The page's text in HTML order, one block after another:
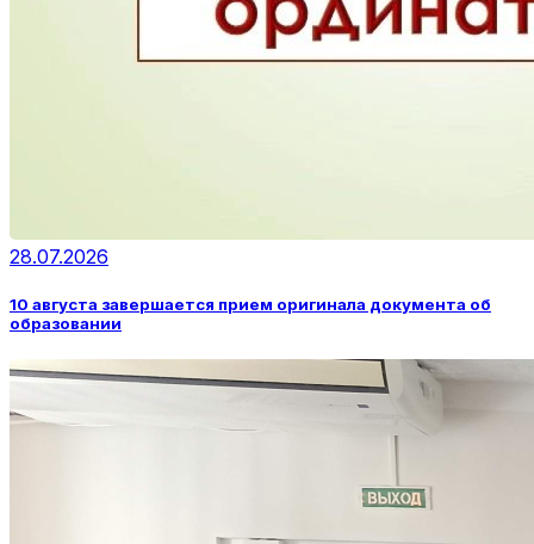
28.07.2026
10 августа завершается прием оригинала документа об
образовании